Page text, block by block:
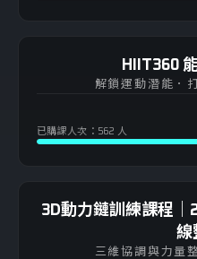
HIIT360
解鎖運動潛能．
已購課人次：562 人
3D動力鏈訓練課程｜
線
三維協調與力量